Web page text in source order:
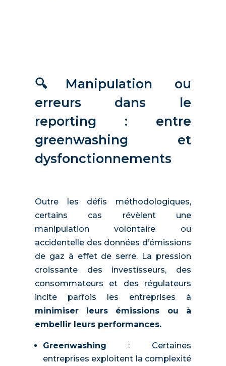
🔍Manipulation ou
erreurs dans le
reporting : entre
greenwashing et
dysfonctionnements
Outre les défis méthodologiques,
certains cas révèlent une
manipulation volontaire ou
accidentelle des données d’émissions
de gaz à effet de serre. La pression
croissante des investisseurs, des
consommateurs et des régulateurs
incite parfois les entreprises à
minimiser leurs émissions ou à
embellir leurs performances.
Greenwashing : Certaines
entreprises exploitent la complexité